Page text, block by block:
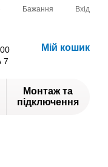
Бажання Вхід
7
Мій кошик
Монтаж та
підключення